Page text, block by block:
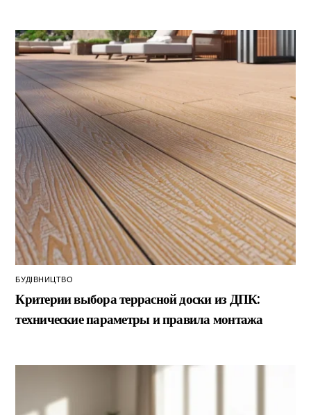
БУДІВНИЦТВО
Критерии выбора террасной доски из ДПК:
технические параметры и правила монтажа